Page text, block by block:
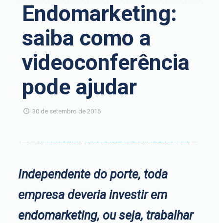
Endomarketing:
saiba como a
videoconferência
pode ajudar
30 de setembro de 2016
Independente do porte, toda
empresa deveria investir em
endomarketing, ou seja, trabalhar